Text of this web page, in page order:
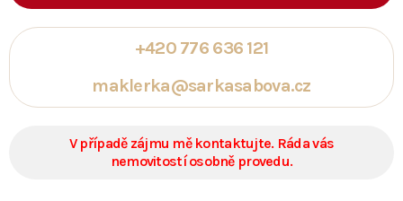
+420 776 636 121
maklerka@sarkasabova.cz
V případě zájmu mě kontaktujte. Ráda vás
nemovitostí osobně provedu.